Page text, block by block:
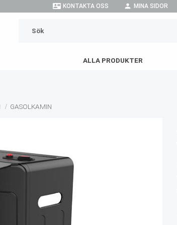
contact_mail KONTAKTA OSS person MINA SIDOR
ALLA PRODUKTER
GASOLKAMIN